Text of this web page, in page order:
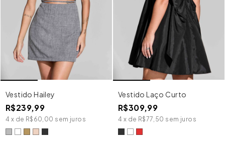
Vestido Hailey
R$239,99
4 x de R$60,00 sem juros
Vestido Laço Curto
R$309,99
4 x de R$77,50 sem juros